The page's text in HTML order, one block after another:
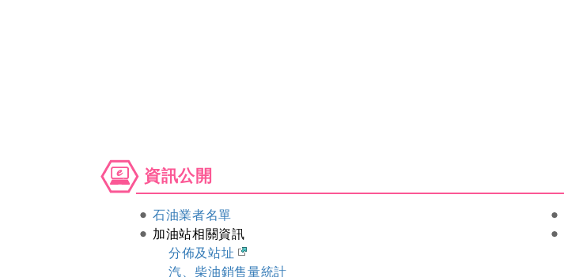
資
訊
資訊公開
石油業者名單
加油站相關資訊
分佈及站址
汽、柴油銷售量統計